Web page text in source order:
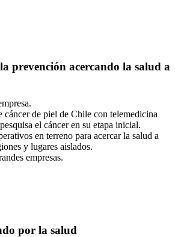
prevención acercando la salud a
cáncer de piel de Chile con telemedicina
el cáncer en su etapa inicial.
en terreno para acercar la salud a
y lugares aislados.
empresas.
por la salud